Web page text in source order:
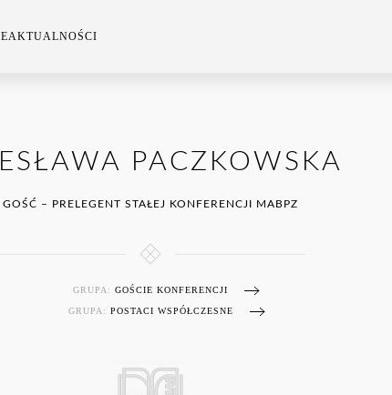
AKTUALNOŚCI
PACZKOWSKA
GOŚĆ – PRELEGENT STAŁEJ KONFERENCJI MABPZ
GRUPA: GOŚCIE KONFERENCJI
GRUPA: POSTACI WSPÓŁCZESNE